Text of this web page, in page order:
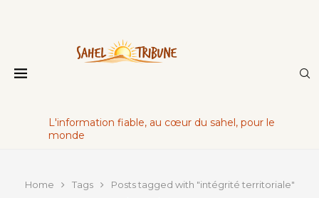
L'information fiable, au cœur du sahel, pour le
monde
Home Tags Posts tagged with "intégrité territoriale"